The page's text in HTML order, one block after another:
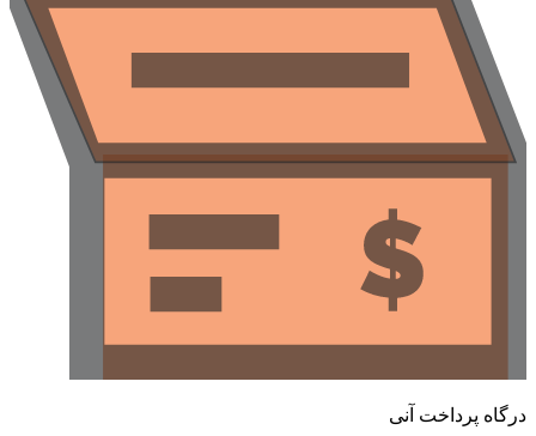
پرداخت آنی